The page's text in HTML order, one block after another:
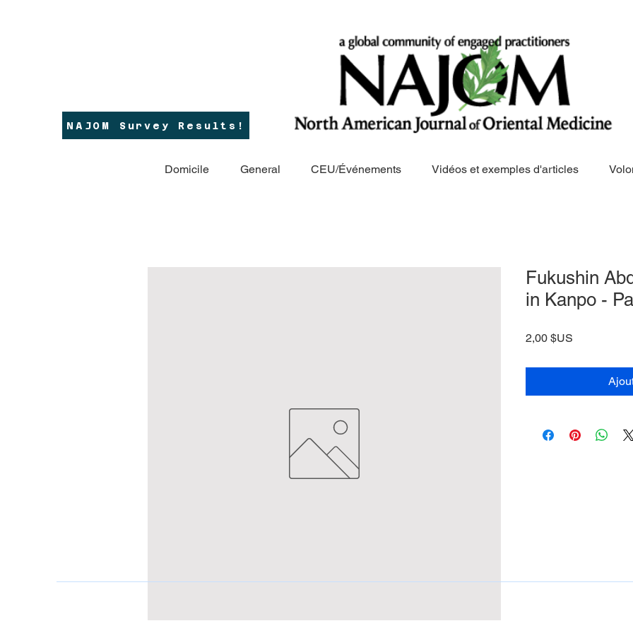
NAJOM Survey Results!
Domicile General CEU/Événements Vidéos et exemples d'articles
Fukushin
in Kanpo -
2,00 $US